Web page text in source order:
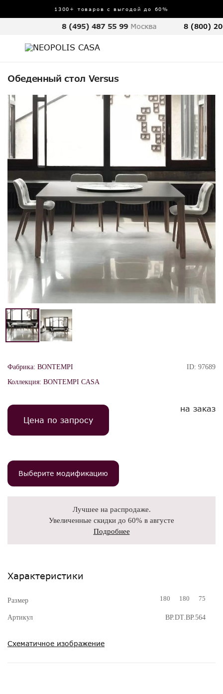
1300+ товаров с выгодой до 60%
8 (495) 487 55 99 Москва 8 (800)
Обеденный стол Versus
Фабрика: BONTEMPI
Коллекция: BONTEMPI CASA
ID: 97689
Цена по запросу
на заказ
Выберите модификацию
Лучшее на распродаже.
Увеличенные скидки до 60% в августе
Подробнее
Характеристики
Размер 180 180 75
Артикул BP.DT.BP.564
Схематичное изображение